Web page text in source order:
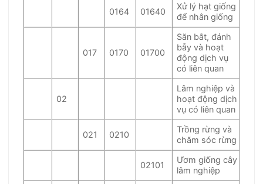
0164 01640
Xử lý hạt giống
để nhân giống
017 0170 01700
Săn bắt, đánh
bẫy và hoạt
động dịch vụ
có liên quan
02
Lâm nghiệp và
hoạt động dịch
vụ có liên quan
021 0210
Trồng rừng và
chăm sóc rừng
02101
Ươm giống cây
lâm nghiệp